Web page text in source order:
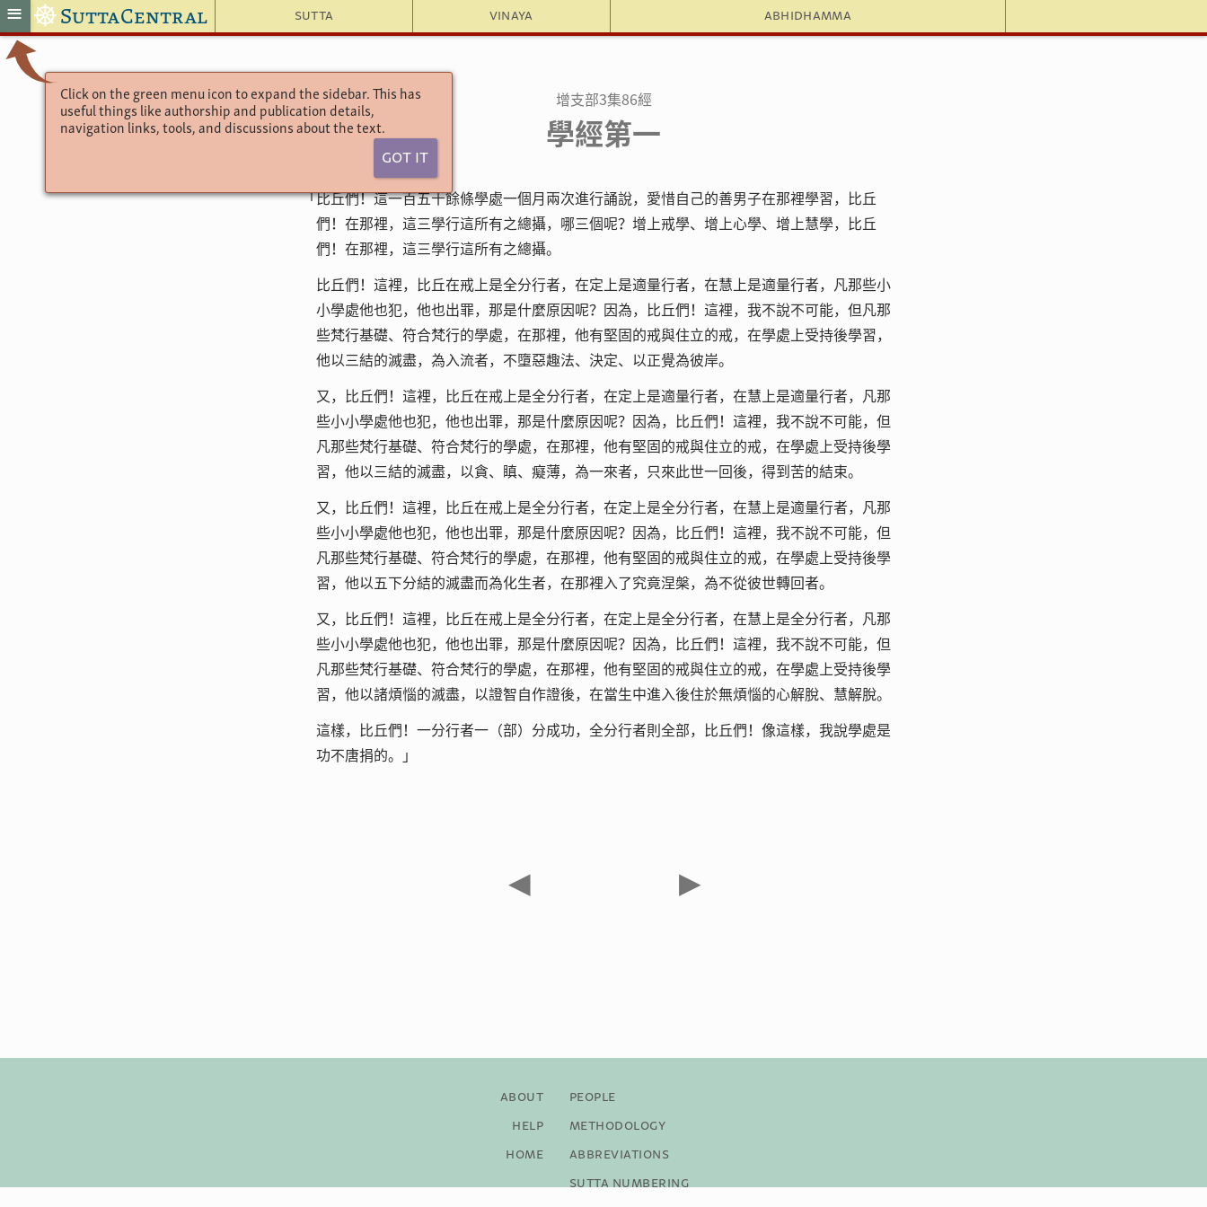
Sutta Vinaya Abhidhamma
≡ ☸ SuttaCentral
Click on the green menu icon to expand the sidebar. This has
useful things like authorship and publication details,
navigation links, tools, and discussions about the text.
Got It
增支部3集86經
學經第一
「比丘們！這一百五十餘條學處一個月兩次進行誦說，愛惜自己的善男子在那裡學習，比丘
們！在那裡，這三學行這所有之總攝，哪三個呢？增上戒學、增上心學、增上慧學，比丘
們！在那裡，這三學行這所有之總攝。
比丘們！這裡，比丘在戒上是全分行者，在定上是適量行者，在慧上是適量行者，凡那些小
小學處他也犯，他也出罪，那是什麼原因呢？因為，比丘們！這裡，我不說不可能，但凡那
些梵行基礎、符合梵行的學處，在那裡，他有堅固的戒與住立的戒，在學處上受持後學習，
他以三結的滅盡，為入流者，不墮惡趣法、決定、以正覺為彼岸。
又，比丘們！這裡，比丘在戒上是全分行者，在定上是適量行者，在慧上是適量行者，凡那
些小小學處他也犯，他也出罪，那是什麼原因呢？因為，比丘們！這裡，我不說不可能，但
凡那些梵行基礎、符合梵行的學處，在那裡，他有堅固的戒與住立的戒，在學處上受持後學
習，他以三結的滅盡，以貪、瞋、癡薄，為一來者，只來此世一回後，得到苦的結束。
又，比丘們！這裡，比丘在戒上是全分行者，在定上是全分行者，在慧上是適量行者，凡那
些小小學處他也犯，他也出罪，那是什麼原因呢？因為，比丘們！這裡，我不說不可能，但
凡那些梵行基礎、符合梵行的學處，在那裡，他有堅固的戒與住立的戒，在學處上受持後學
習，他以五下分結的滅盡而為化生者，在那裡入了究竟涅槃，為不從彼世轉回者。
又，比丘們！這裡，比丘在戒上是全分行者，在定上是全分行者，在慧上是全分行者，凡那
些小小學處他也犯，他也出罪，那是什麼原因呢？因為，比丘們！這裡，我不說不可能，但
凡那些梵行基礎、符合梵行的學處，在那裡，他有堅固的戒與住立的戒，在學處上受持後學
習，他以諸煩惱的滅盡，以證智自作證後，在當生中進入後住於無煩惱的心解脫、慧解脫。
這樣，比丘們！一分行者一（部）分成功，全分行者則全部，比丘們！像這樣，我說學處是
功不唐捐的。」
◀ ▶
About
Help
Home
People
Methodology
Abbreviations
Sutta Numbering